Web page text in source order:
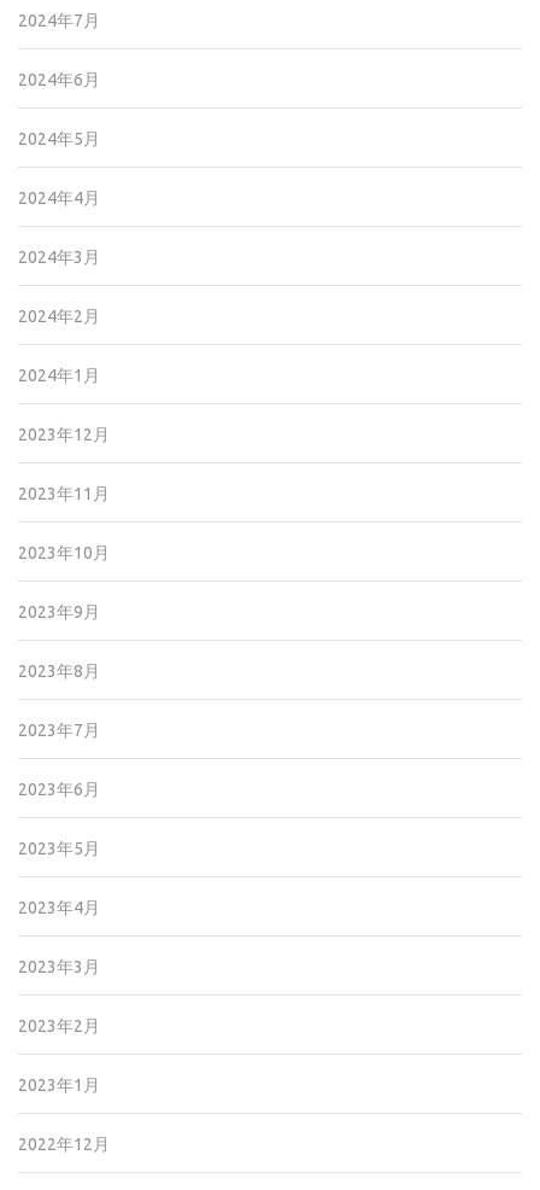
2024年7月
2024年6月
2024年5月
2024年4月
2024年3月
2024年2月
2024年1月
2023年12月
2023年11月
2023年10月
2023年9月
2023年8月
2023年7月
2023年6月
2023年5月
2023年4月
2023年3月
2023年2月
2023年1月
2022年12月